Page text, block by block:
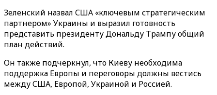
Зеленский назвал США «ключевым стратегическим
партнером» Украины и выразил готовность
представить президенту Дональду Трампу общий
план действий.
Он также подчеркнул, что Киеву необходима
поддержка Европы и переговоры должны вестись
между США, Европой, Украиной и Россией.